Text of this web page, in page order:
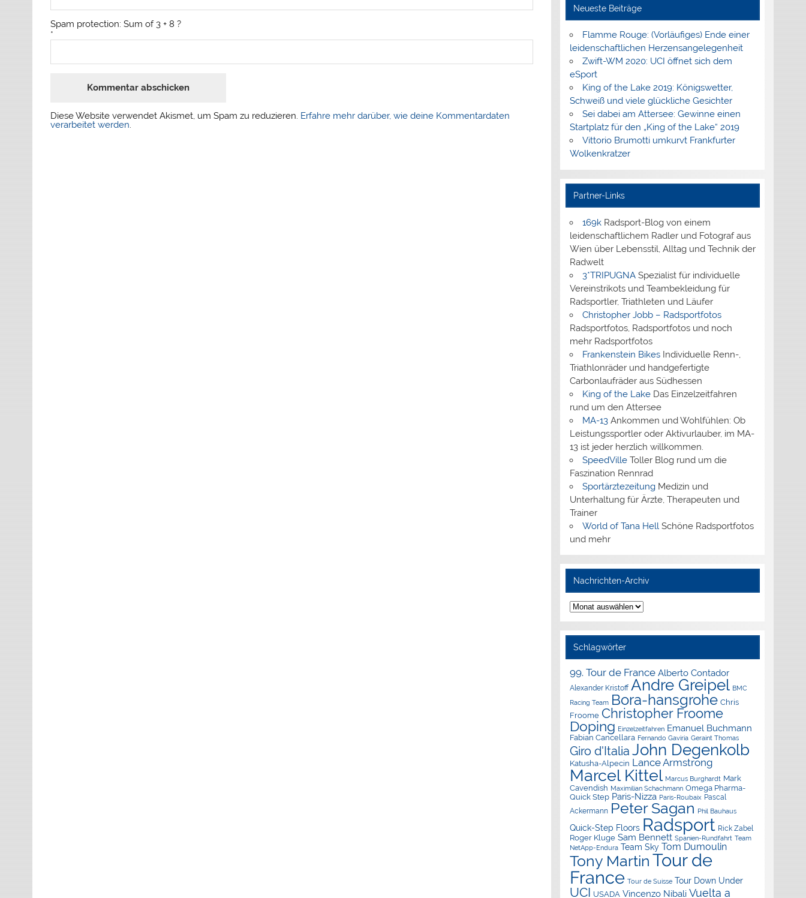
Spam protection: Sum of 3 + 8 ?
*
Diese Website verwendet Akismet, um Spam zu reduzieren. Erfahre mehr darüber, wie deine Kommentardaten
verarbeitet werden.
Neueste Beiträge
Flamme Rouge: (Vorläufiges) Ende einer
leidenschaftlichen Herzensangelegenheit
Zwift-WM 2020: UCI öffnet sich dem
eSport
King of the Lake 2019: Königswetter,
Schweiß und viele glückliche Gesichter
Sei dabei am Attersee: Gewinne einen
Startplatz für den „King of the Lake“ 2019
Vittorio Brumotti umkurvt Frankfurter
Wolkenkratzer
Partner-Links
169kRadsport-Blog von einem
leidenschaftlichem Radler und Fotograf aus
Wien über Lebensstil, Alltag und Technik der
Radwelt
3*TRIPUGNASpezialist für individuelle
Vereinstrikots und Teambekleidung für
Radsportler, Triathleten und Läufer
Christopher Jobb – Radsportfotos
Radsportfotos, Radsportfotos und noch
mehr Radsportfotos
Frankenstein BikesIndividuelle Renn-,
Triathlonräder und handgefertigte
Carbonlaufräder aus Südhessen
King of the LakeDas Einzelzeitfahren
rund um den Attersee
MA-13Ankommen und Wohlfühlen: Ob
Leistungssportler oder Aktivurlauber, im MA-
13 ist jeder herzlich willkommen.
SpeedVilleToller Blog rund um die
Faszination Rennrad
SportärztezeitungMedizin und
Unterhaltung für Ärzte, Therapeuten und
Trainer
World of Tana Hell Schöne Radsportfotos
und mehr
Nachrichten-Archiv
Nachrichten-
Archiv
Schlagwörter
99. Tour de France Alberto Contador
Alexander Kristoff Andre Greipel BMC
Racing Team Bora-hansgrohe Chris
Froome Christopher Froome
Doping Einzelzeitfahren Emanuel Buchmann
Fabian Cancellara Fernando Gaviria Geraint Thomas
Giro d'Italia John Degenkolb
Katusha-Alpecin Lance Armstrong
Marcel Kittel Marcus Burghardt Mark
Cavendish Maximilian Schachmann Omega Pharma-
Quick Step Paris-Nizza Paris-Roubaix Pascal
Ackermann Peter Sagan Phil Bauhaus
Quick-Step Floors Radsport Rick Zabel
Roger Kluge Sam Bennett Spanien-Rundfahrt Team
NetApp-Endura Team Sky Tom Dumoulin
Tony Martin Tour de
France Tour de Suisse Tour Down Under
UCI USADA Vincenzo Nibali Vuelta a